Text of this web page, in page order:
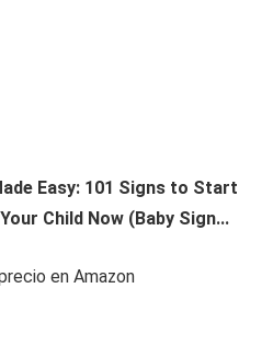
Easy: 101 Signs to Start
Child Now (Baby Sign...
en Amazon